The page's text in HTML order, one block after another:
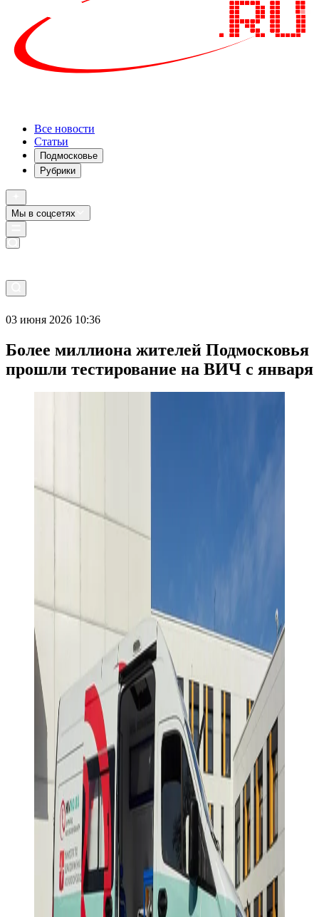
Все новости
Статьи
Подмосковье
Рубрики
Мы в соцсетях
03 июня 2026 10:36
Более миллиона жителей Подмосковья
прошли тестирование на ВИЧ с января